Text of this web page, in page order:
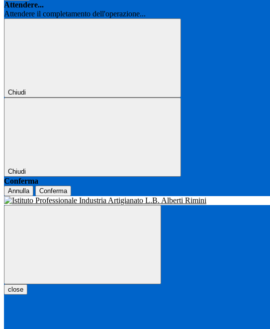
Attendere...
Attendere il completamento dell'operazione...
Chiudi
Chiudi
Conferma
Annulla Conferma
close